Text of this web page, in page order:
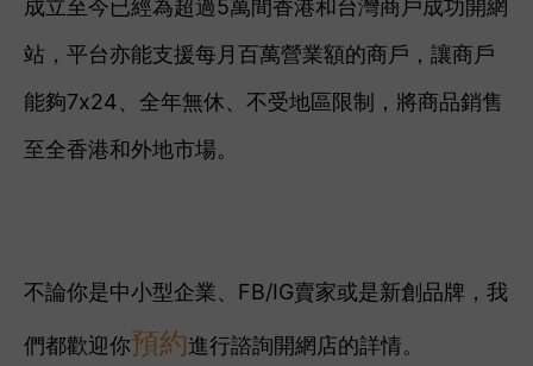
成立至今已經為超過5萬間香港和台灣商戶成功開網
站，平台亦能支援每月百萬營業額的商戶，讓商戶
能夠7x24、全年無休、不受地區限制，將商品銷售
至全香港和外地市場。
不論你是中小型企業、FB/IG賣家或是新創品牌，我
們都歡迎你預約進行諮詢開網店的詳情。